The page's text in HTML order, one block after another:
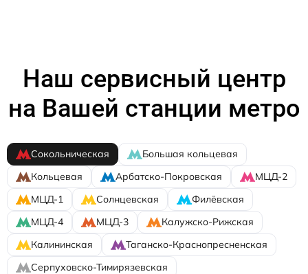
Наш сервисный центр
на Вашей станции метро
Сокольническая
Большая кольцевая
Кольцевая
Арбатско-Покровская
МЦД-2
МЦД-1
Солнцевская
Филёвская
МЦД-4
МЦД-3
Калужско-Рижская
Калининская
Таганско-Краснопресненская
Серпуховско-Тимирязевская